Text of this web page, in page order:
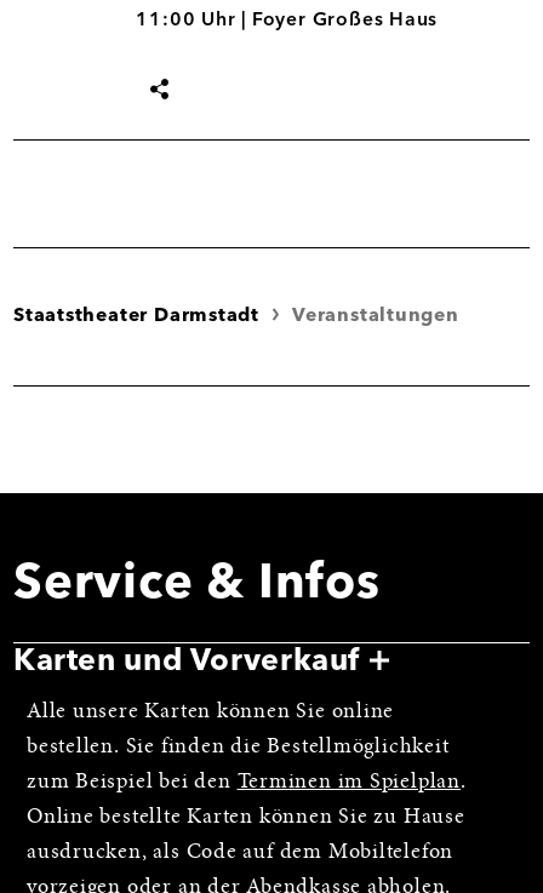
25.10.
11:00 Uhr | Foyer Großes Haus
Termin
Staatstheater Darmstadt Veranstaltungen
Service & Infos
Karten und Vorverkauf
Alle unsere Karten können Sie online
bestellen. Sie finden die Bestellmöglichkeit
zum Beispiel bei den Terminen im Spielplan.
Online bestellte Karten können Sie zu Hause
ausdrucken, als Code auf dem Mobiltelefon
vorzeigen oder an der Abendkasse abholen.